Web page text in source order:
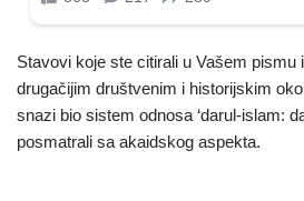
Stavovi koje ste citirali u Vašem pismu
drugačijim društvenim i historijskim
snazi bio sistem odnosa ‘darul-islam:
posmatrali sa akaidskog aspekta.